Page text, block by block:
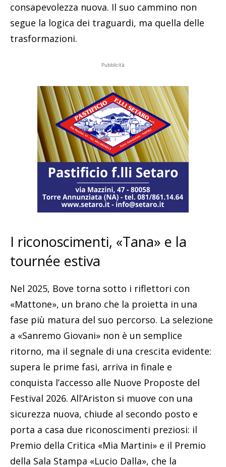
consapevolezza nuova. Il suo cammino non
segue la logica dei traguardi, ma quella delle
trasformazioni.
Pubblicità
I riconoscimenti, «Tana» e la
tournée estiva
Nel 2025, Bove torna sotto i riflettori con
«Mattone», un brano che la proietta in una
fase più matura del suo percorso. La selezione
a «Sanremo Giovani» non è un semplice
ritorno, ma il segnale di una crescita evidente:
supera le prime fasi, arriva in finale e
conquista l’accesso alle Nuove Proposte del
Festival 2026. All’Ariston si muove con una
sicurezza nuova, chiude al secondo posto e
porta a casa due riconoscimenti preziosi: il
Premio della Critica «Mia Martini» e il Premio
della Sala Stampa «Lucio Dalla», che la